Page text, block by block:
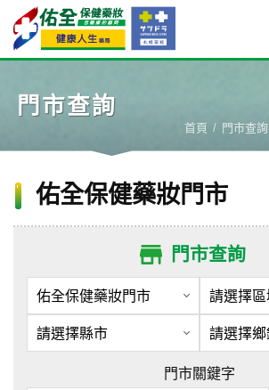
門市查詢
首頁 門市查詢
佑全保健藥妝門市
門市查詢
門市關鍵字